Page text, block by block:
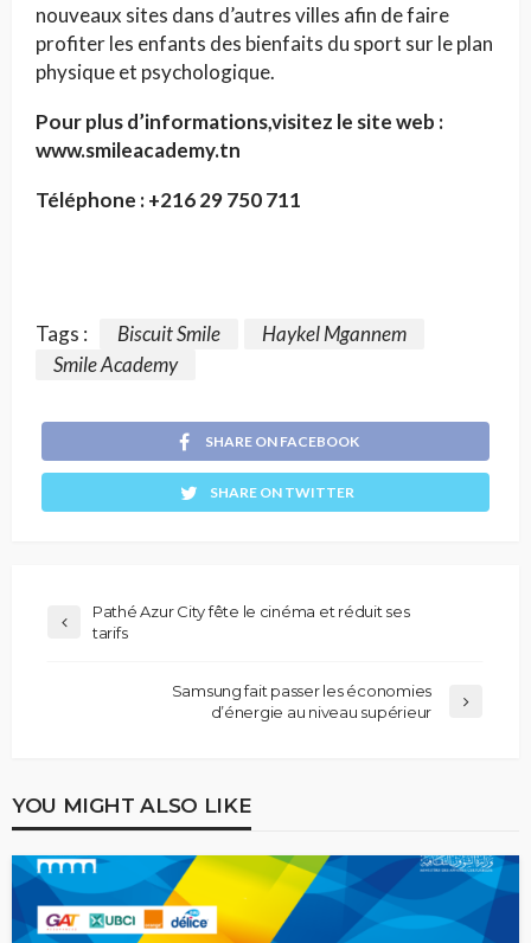
nouveaux sites dans d’autres villes afin de faire
profiter les enfants des bienfaits du sport sur le plan
physique et psychologique.
Pour plus d’informations,visitez le site web :
www.smileacademy.tn
Téléphone : +216 29 750 711
Tags : Biscuit Smile
Haykel Mgannem
Smile Academy
SHARE ON FACEBOOK
SHARE ON TWITTER
Pathé Azur City fête le cinéma et réduit ses
tarifs
Samsung fait passer les économies
d’énergie au niveau supérieur
YOU MIGHT ALSO LIKE